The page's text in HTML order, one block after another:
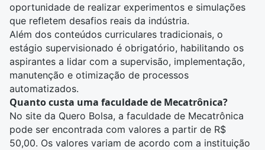
oportunidade de realizar experimentos e simulações
que refletem desafios reais da indústria.
Além dos conteúdos curriculares tradicionais, o
estágio supervisionado é obrigatório, habilitando os
aspirantes a lidar com a supervisão, implementação,
manutenção e otimização de processos
automatizados.
Quanto custa uma faculdade de Mecatrônica?
No site da Quero Bolsa, a faculdade de Mecatrônica
pode ser encontrada com valores a partir de R$
50,00. Os valores variam de acordo com a instituição